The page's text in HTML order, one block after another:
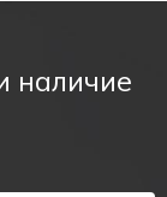
наличие